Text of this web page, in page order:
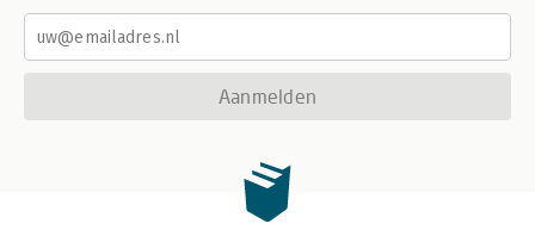
Aanmelden